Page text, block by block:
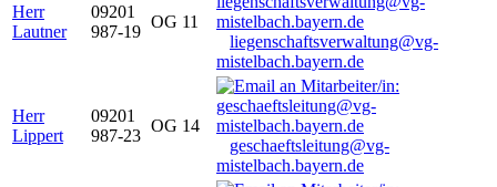
Herr
Lautner
09201
987-19
OG 11
liegenschaftsverwaltung@vg-
mistelbach.bayern.de
Herr
Lippert
09201
987-23
OG 14
geschaeftsleitung@vg-
mistelbach.bayern.de